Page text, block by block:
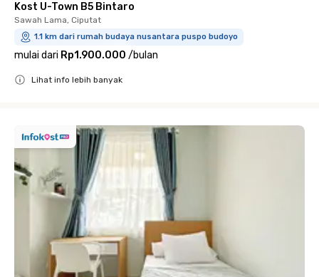
Kost U-Town B5 Bintaro
Sawah Lama, Ciputat
1.1 km dari rumah budaya nusantara puspo budoyo
mulai dari Rp1.900.000 /bulan
Lihat info lebih banyak